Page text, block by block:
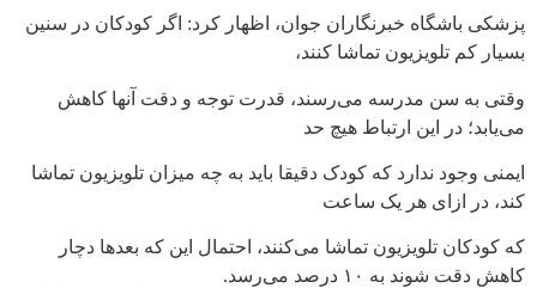
پزشكی باشگاه خبرنگاران جوان، اظهار کرد: اگر کودکان در سنین
بسیار کم تلویزیون تماشا کنند،
وقتی به سن مدرسه می‌رسند، قدرت توجه و دقت آنها کاهش
می‌یابد؛ در این ارتباط هیچ حد
ایمنی وجود ندارد که کودک دقیقا باید به چه میزان تلویزیون تماشا
کند، در ازای هر یک ساعت
که کودکان تلویزیون تماشا می‌کنند، احتمال این که بعد‌ها دچار
کاهش دقت شوند به ۱۰ درصد می‌رسد.